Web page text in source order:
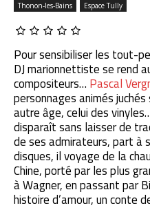
Thonon-les-Bains Espace Tully
Pour sensibiliser les tout-
DJ marionnettiste se rend
compositeurs… Pascal
personnages animés
autre âge, celui des
disparaît sans laisser de
de ses admirateurs, part à
disques, il voyage de la
Chine, porté par les plus
à Wagner, en passant par
histoire d’amour, un conte